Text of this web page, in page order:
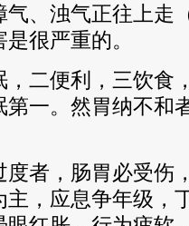
气、浊气正往上走
很严重的。
，二便利，三饮食
第一。然胃纳不和
者，肠胃必受伤
，应息争年级，